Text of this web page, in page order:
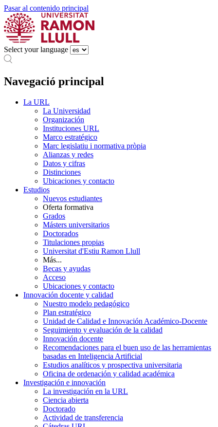
Pasar al contenido principal
Select your language
Navegació principal
La URL
La Universidad
Organización
Instituciones URL
Marco estratégico
Marc legislatiu i normativa pròpia
Alianzas y redes
Datos y cifras
Distinciones
Ubicaciones y contacto
Estudios
Nuevos estudiantes
Oferta formativa
Grados
Másters universitarios
Doctorados
Titulaciones propias
Universitat d'Estiu Ramon Llull
Más...
Becas y ayudas
Acceso
Ubicaciones y contacto
Innovación docente y calidad
Nuestro modelo pedagógico
Plan estratégico
Unidad de Calidad e Innovación Académico-Docente
Seguimiento y evaluación de la calidad
Innovación docente
Recomendaciones para el buen uso de las herramientas
basadas en Inteligencia Artificial
Estudios analíticos y prospectiva universitaria
Oficina de ordenación y calidad académica
Investigación e innovación
La investigación en la URL
Ciencia abierta
Doctorado
Actividad de transferencia